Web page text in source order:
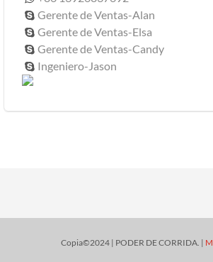
 Gerente de Ventas-Alan
 Gerente de Ventas-Elsa
 Gerente de Ventas-Candy
 Ingeniero-Jason
Copia©2024 | PODER DE CORRIDA. |